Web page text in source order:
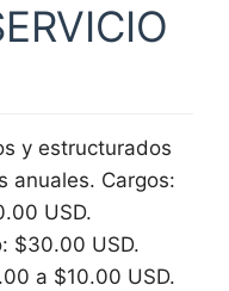
y estructurados
anuales. Cargos:
USD.
$30.00 USD.
a $10.00 USD.